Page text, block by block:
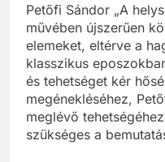
Petőfi Sándor „A
művében újszerűen
elemeket, eltérve a
klasszikus
és tehetséget kér
megénekléséhez,
meglévő
szükséges a